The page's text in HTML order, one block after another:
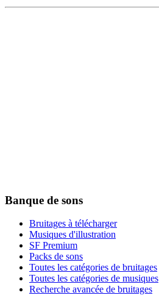
Banque de sons
Bruitages à télécharger
Musiques d'illustration
SF Premium
Packs de sons
Toutes les catégories de bruitages
Toutes les catégories de musiques
Recherche avancée de bruitages